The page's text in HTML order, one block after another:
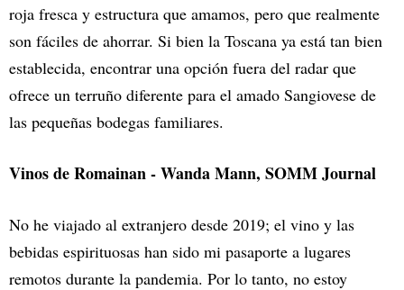
roja fresca y estructura que amamos, pero que realmente
son fáciles de ahorrar. Si bien la Toscana ya está tan bien
establecida, encontrar una opción fuera del radar que
ofrece un terruño diferente para el amado Sangiovese de
las pequeñas bodegas familiares.
Vinos de Romainan - Wanda Mann, SOMM Journal
No he viajado al extranjero desde 2019; el vino y las
bebidas espirituosas han sido mi pasaporte a lugares
remotos durante la pandemia. Por lo tanto, no estoy